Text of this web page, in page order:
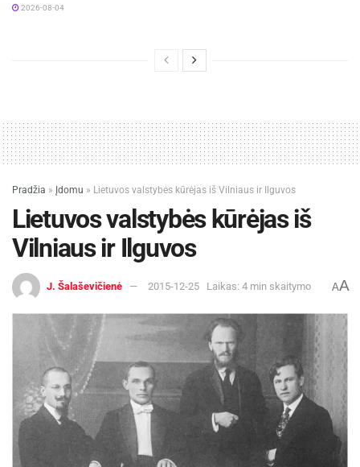
2026-08-04
Pradžia » Įdomu » Lietuvos valstybės kūrėjas iš Vilniaus ir Ilguvos
Lietuvos valstybės kūrėjas iš
Vilniaus ir Ilguvos
J. Šalaševičienė 2015-12-25 Laikas: 4 min skaitymo AA